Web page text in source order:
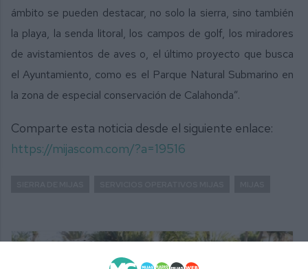
ámbito se pueden destacar, no solo la sierra, sino también
la playa, la senda litoral, los campos de golf, los miradores
de avistamientos de aves o, el último proyecto que busca
el Ayuntamiento, como es el Parque Natural Submarino en
la zona de especial conservación de Calahonda”.
Comparte esta noticia desde el siguiente enlace:
https://mijascom.com/?a=19516